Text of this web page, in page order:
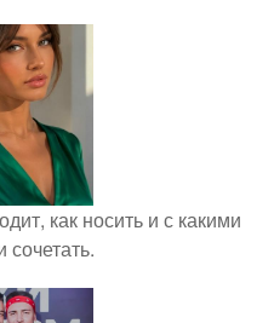
как носить и с какими
сочетать.